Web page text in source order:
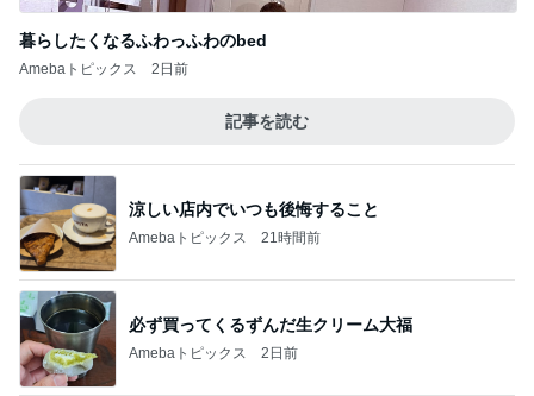
暮らしたくなるふわっふわのbed
Amebaトピックス 2日前
記事を読む
涼しい店内でいつも後悔すること
Amebaトピックス 21時間前
必ず買ってくるずんだ生クリーム大福
Amebaトピックス 2日前